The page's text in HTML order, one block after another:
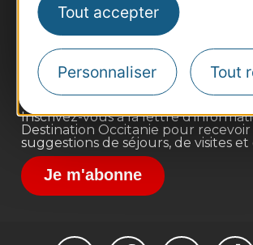
Tout accepter
Personnaliser Tout
Pros d'Occitanie
Site presse et d'influence
Voyagistes
Destination Sport
Inscrivez-vous à la lettre
Destination Occitanie pour recevoir
suggestions de séjours, de visites et
Je m'abonne